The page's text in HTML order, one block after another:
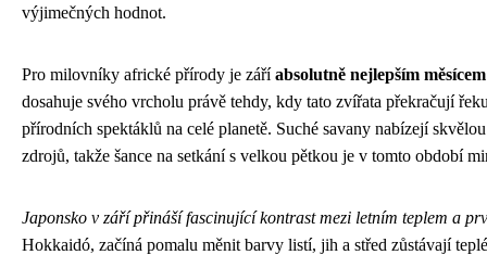
výjimečných hodnot.
Pro milovníky africké přírody je záříabsolutně nejlepším
dosahuje svého vrcholu právě tehdy, kdy tato zvířata překračují
přírodních spektáklů na celé planetě. Suché savany nabízejí
zdrojů, takže šance na setkání s velkou pětkou je v tomto období
Japonsko v září přináší fascinující kontrast mezi letním teplem a
Hokkaidó, začíná pomalu měnit barvy listí, jih a střed zůstávají